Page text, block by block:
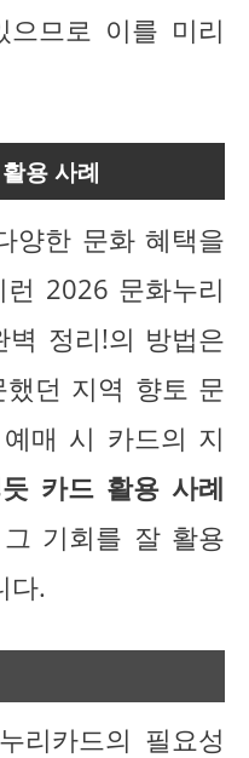
므로 이를 미리
용 사례
양한 문화 혜택을
2026 문화누리
정리!의 방법은
던 지역 향토 문
매 시 카드의 지
카드 활용 사례
기회를 잘 활용
다.
리카드의 필요성